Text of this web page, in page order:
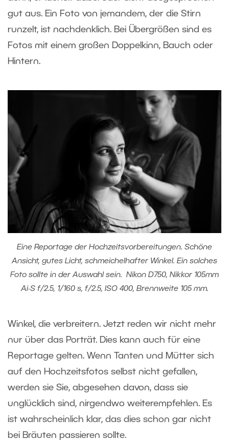
gut aus. Ein Foto von jemandem, der die Stirn
runzelt, ist nachdenklich. Bei Übergrößen sind es
Fotos mit einem großen Doppelkinn, Bauch oder
Hintern.
Eine Reportage der Hochzeitsvorbereitungen. Schöne
Ansicht, gutes Licht, schmeichelhafter Winkel. Ein solches
Foto sollte in der Auswahl sein. Nikon D750, Nikkor 105mm
Ai-S f/2.5, 1/160 s, f/2.5, ISO 400, Brennweite 105 mm.
Winkel, die verbreitern. Jetzt reden wir nicht mehr
nur über das Porträt. Dies kann auch für eine
Reportage gelten. Wenn Tanten und Mütter sich
auf den Hochzeitsfotos selbst nicht gefallen,
werden sie Sie, abgesehen davon, dass sie
unglücklich sind, nirgendwo weiterempfehlen. Es
ist wahrscheinlich klar, das dies schon gar nicht
bei Bräuten passieren sollte.